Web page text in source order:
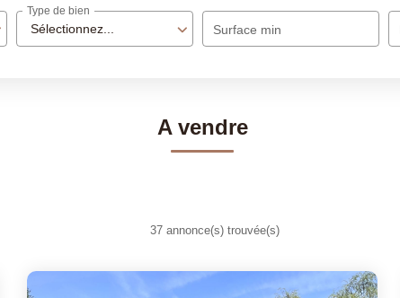
Sélectionnez...
Type de bien
Surface min
A vendre
37 annonce(s) trouvée(s)